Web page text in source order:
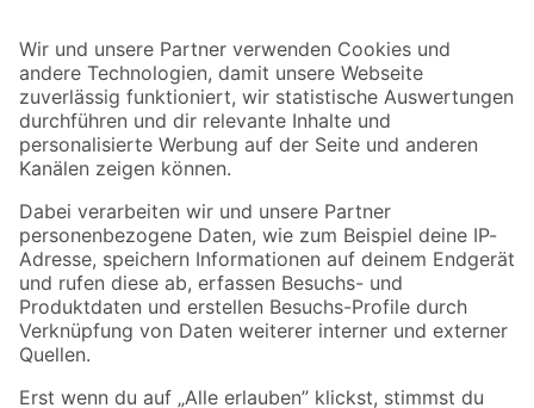
Der toom Newsletter: Keine Angebote und Aktionen mehr verpassen!
Zur Newsletter Anmeldung
Folge uns
Zahlungsarten Versandarten
Sicher einkaufen